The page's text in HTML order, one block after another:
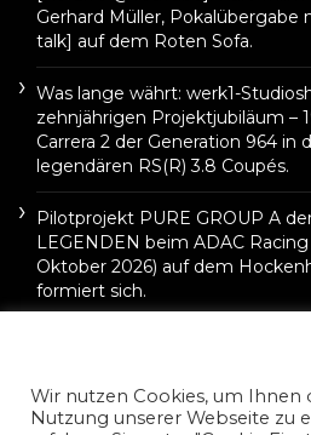
Gerhard Müller, Pokalübergabe
talk] auf dem Roten Sofa.
Was lange währt: werk1-
zehnjährigen Projektjubiläum –
Carrera 2 der Generation 964 in
legendären RS(R) 3.8 Coupés.
Pilotprojekt PURE GROUP A
LEGENDEN beim ADAC
Oktober 2026) auf dem
formiert sich.
Wir nutzen Cookies, um Ihnen
Nutzung unserer Webseite zu